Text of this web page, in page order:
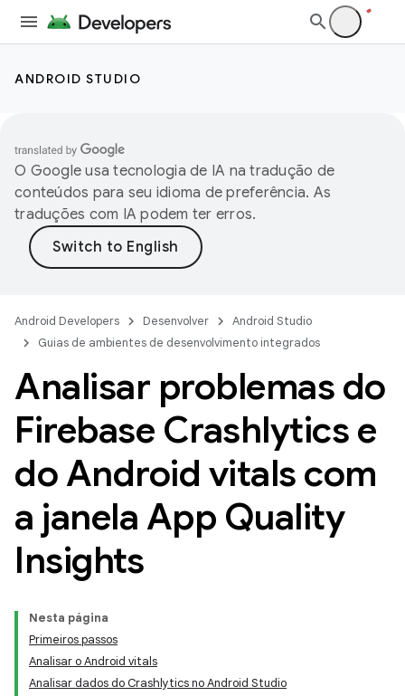
ANDROID STUDIO
O Google usa tecnologia de IA na tradução de
conteúdos para seu idioma de preferência. As
traduções com IA podem ter erros.
Android Developers Desenvolver
Android Studio
Guias de ambientes de desenvolvimento integrados
Analisar problemas do
Firebase Crashlytics e
do Android vitals com
a janela App Quality
Insights
Nesta página
Primeiros passos
Analisar o Android vitals
Analisar dados do Crashlytics no Android Studio